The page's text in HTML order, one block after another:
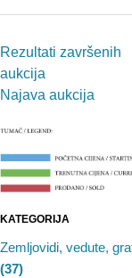
Rezultati završenih
aukcija
Najava aukcija
KATEGORIJA
Zemljovidi, vedute,
(37)